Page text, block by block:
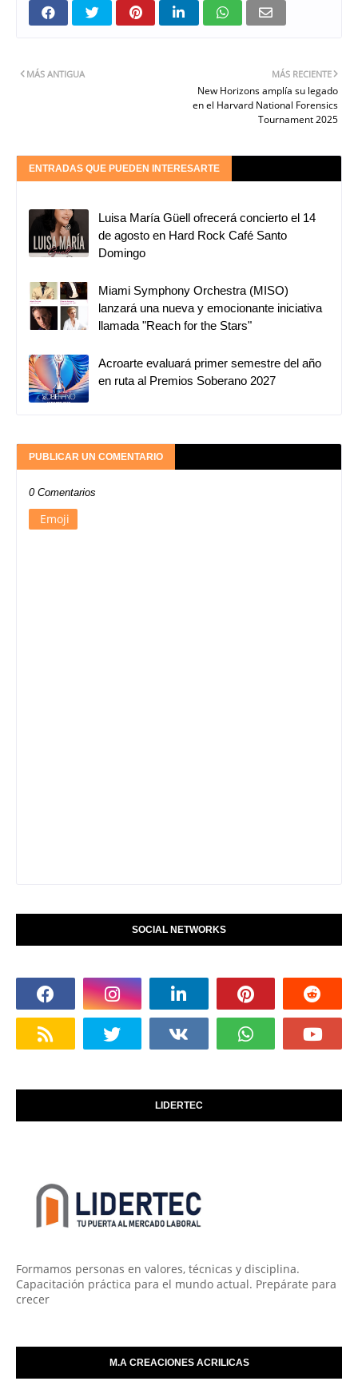
MÁS RECIENTE
New Horizons amplía su legado
en el Harvard National Forensics
Tournament 2025
MÁS ANTIGUA
ENTRADAS QUE PUEDEN INTERESARTE
Luisa María Güell ofrecerá concierto el 14
de agosto en Hard Rock Café Santo
Domingo
Miami Symphony Orchestra (MISO)
lanzará una nueva y emocionante iniciativa
llamada "Reach for the Stars"
Acroarte evaluará primer semestre del año
en ruta al Premios Soberano 2027
PUBLICAR UN COMENTARIO
0 Comentarios
Emoji
SOCIAL NETWORKS
LIDERTEC
Formamos personas en valores, técnicas y disciplina.
Capacitación práctica para el mundo actual. Prepárate para
crecer
M.A CREACIONES ACRILICAS